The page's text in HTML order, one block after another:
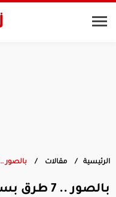
الرئيسية مقالات بالصور .. 7 طرق بسيطة لتنظيم دولابك
بالصور .. 7 طرق بسيطة لتنظيم دولابك